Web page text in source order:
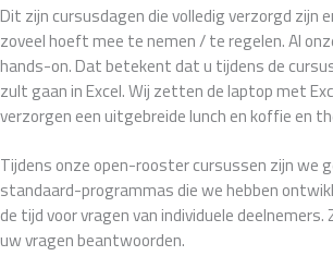
Dit zijn cursusdagen die volledig verzorgd zijn
zoveel hoeft mee te nemen / te regelen. Al
hands-on. Dat betekent dat u tijdens de
zult gaan in Excel. Wij zetten de laptop met
verzorgen een uitgebreide lunch en koffie en
Tijdens onze open-rooster cursussen zijn we
standaard-programmas die we hebben
de tijd voor vragen van individuele deelnemers.
uw vragen beantwoorden.